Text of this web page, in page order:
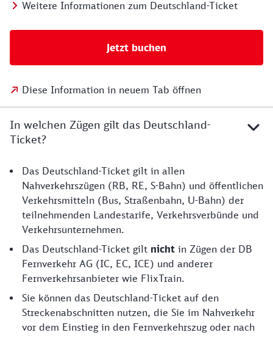
Weitere Informationen zum Deutschland-Ticket
Jetzt buchen
Diese Information in neuem Tab öffnen
In welchen Zügen gilt das Deutschland-
Ticket?
Das Deutschland-Ticket gilt in allen
Nahverkehrszügen (RB, RE, S-Bahn) und öffentlichen
Verkehrsmitteln (Bus, Straßenbahn, U-Bahn) der
teilnehmenden Landestarife, Verkehrsverbünde und
Verkehrsunternehmen.
Das Deutschland-Ticket gilt nicht in Zügen der DB
Fernverkehr AG (IC, EC, ICE) und anderer
Fernverkehrsanbieter wie FlixTrain.
Sie können das Deutschland-Ticket auf den
Streckenabschnitten nutzen, die Sie im Nahverkehr
vor dem Einstieg in den Fernverkehrszug oder nach